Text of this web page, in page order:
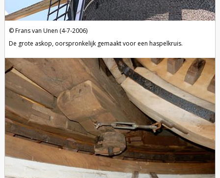
Frans van Unen (4-7-2006)
De grote askop, oorspronkelijk gemaakt voor een haspelkruis.